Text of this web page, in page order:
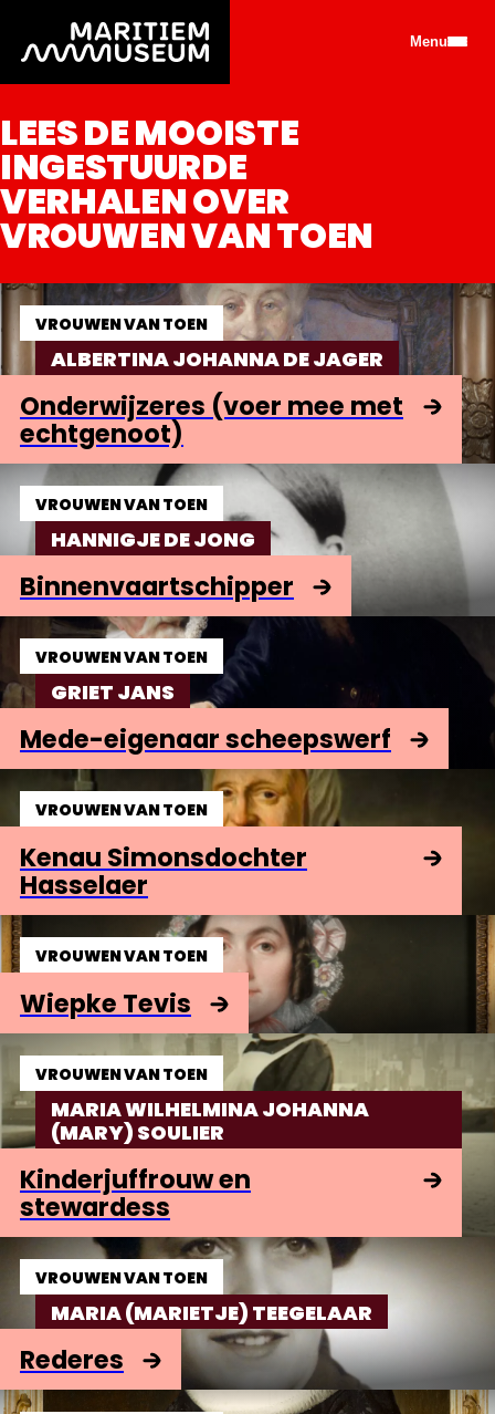
Ga naar de hoofdinhoud Menu
LEES DE MOOISTE
INGESTUURDE
VERHALEN OVER
VROUWEN VAN TOEN
VROUWEN VAN TOEN
ALBERTINA JOHANNA DE JAGER
Onderwijzeres (voer mee met
echtgenoot)
VROUWEN VAN TOEN
HANNIGJE DE JONG
Binnenvaartschipper
VROUWEN VAN TOEN
GRIET JANS
Mede-eigenaar scheepswerf
VROUWEN VAN TOEN
Kenau Simonsdochter
Hasselaer
VROUWEN VAN TOEN
Wiepke Tevis
VROUWEN VAN TOEN
MARIA WILHELMINA JOHANNA
(MARY) SOULIER
Kinderjuffrouw en
stewardess
VROUWEN VAN TOEN
MARIA (MARIETJE) TEEGELAAR
Rederes